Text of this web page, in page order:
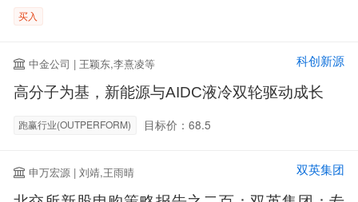
买入
中金公司 | 王颖东,李熹凌等 科创新源
高分子为基，新能源与AIDC液冷双轮驱动成长
跑赢行业(OUTPERFORM) 目标价：68.5
申万宏源 | 刘靖,王雨晴 双英集团